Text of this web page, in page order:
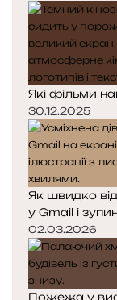
н
к
а
н
к
а
Які фільми
30.12.2025
Як швидко
у Gmail і
02.03.2026
Пожежа у